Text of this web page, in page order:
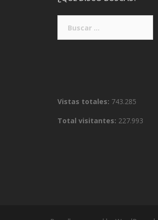
Vistas totales: 743.285
Total visitantes: 227.993